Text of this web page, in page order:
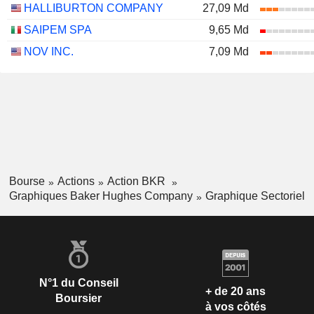
HALLIBURTON COMPANY
27,09 Md
SAIPEM SPA
9,65 Md
NOV INC.
7,09 Md
Bourse Actions
Action BKR
Graphiques Baker Hughes Company
Graphique Sectoriel
N°1 du Conseil
Boursier
+ de 20 ans
à vos côtés